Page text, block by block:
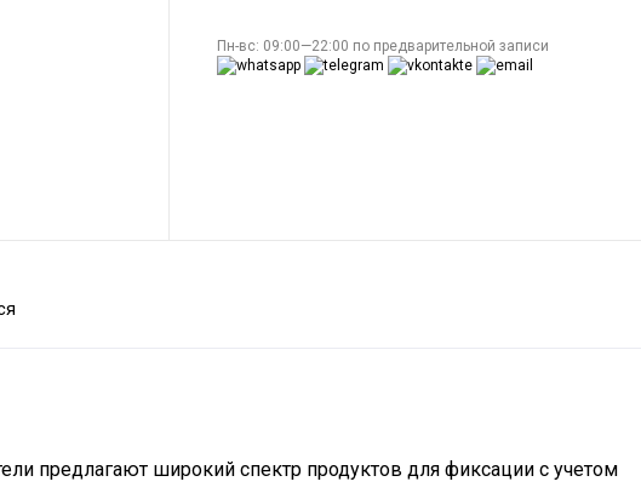
Пн-вс: 09:00—22:00 по предварительной записи
предлагают широкий спектр продуктов для фиксации с учетом